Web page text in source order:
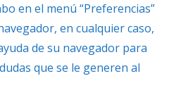
en el menú “Preferencias”
en cualquier caso,
de su navegador para
que se le generen al